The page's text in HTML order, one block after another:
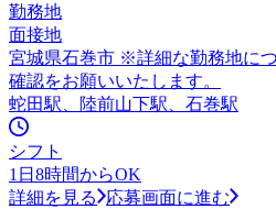
勤務地
面接地
宮城県石巻市 ※詳細な勤務地に
確認をお願いいたします。
蛇田駅、陸前山下駅、石巻駅
シフト
1日8時間からOK
詳細を見る
応募画面に進む